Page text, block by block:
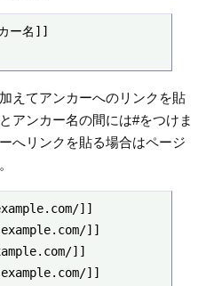
ー名]]
えてアンカーへのリンクを貼
アンカー名の間には#をつけま
へリンクを貼る場合はページ
]]
]]
]]
]]